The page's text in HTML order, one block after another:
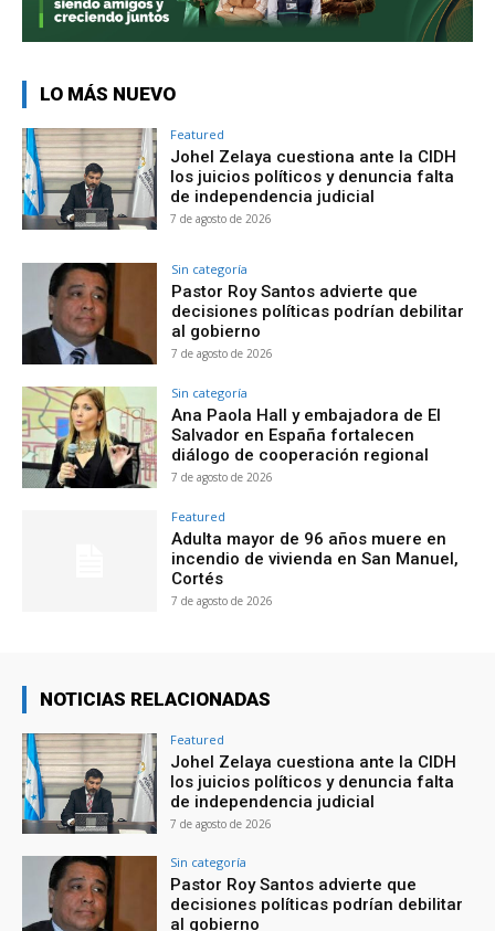
LO MÁS NUEVO
Featured
Johel Zelaya cuestiona ante la CIDH
los juicios políticos y denuncia falta
de independencia judicial
7 de agosto de 2026
Sin categoría
Pastor Roy Santos advierte que
decisiones políticas podrían debilitar
al gobierno
7 de agosto de 2026
Sin categoría
Ana Paola Hall y embajadora de El
Salvador en España fortalecen
diálogo de cooperación regional
7 de agosto de 2026
Featured
Adulta mayor de 96 años muere en
incendio de vivienda en San Manuel,
Cortés
7 de agosto de 2026
NOTICIAS RELACIONADAS
Featured
Johel Zelaya cuestiona ante la CIDH
los juicios políticos y denuncia falta
de independencia judicial
7 de agosto de 2026
Sin categoría
Pastor Roy Santos advierte que
decisiones políticas podrían debilitar
al gobierno